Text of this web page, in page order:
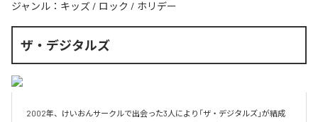
ジャンル： キッズ / ロック / ホリデー
ザ・デジタルズ
2002年、けいおんサークルで出会った3人により「ザ・デジタルズ」が結成